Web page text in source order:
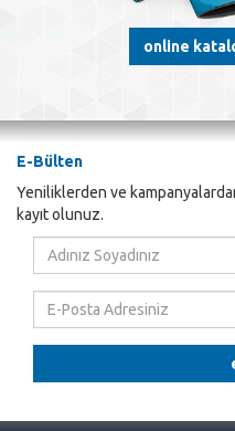
online
E-Bülten
Yeniliklerden ve
kayıt olunuz.
Adınız
E-
Adresiniz